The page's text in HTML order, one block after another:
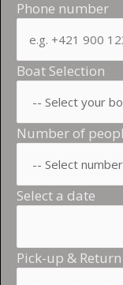
Phone number
Boat Selection
Number of
Select a date
Pick-up &